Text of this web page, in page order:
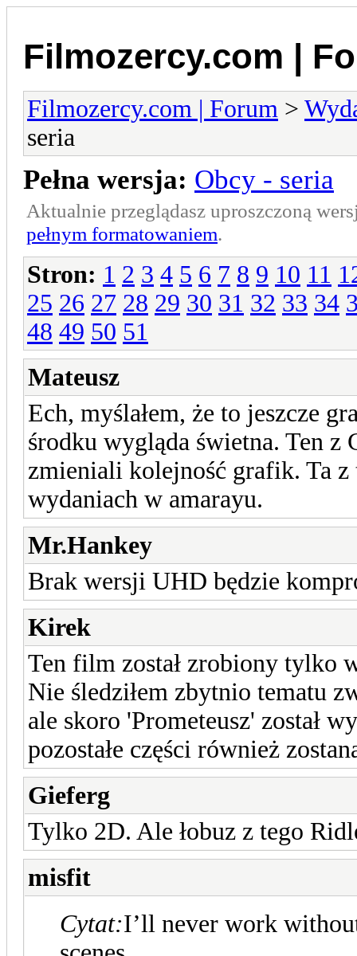
Filmozercy.com |
Filmozercy.com | Forum >
seria
Pełna wersja: Obcy - seria
Aktualnie przeglądasz uproszczoną
pełnym formatowaniem.
Stron: 1 2 3 4 5 6 7 8 9 10 11
25 26 27 28 29 30 31 32 33 34
48 49 50 51
Mateusz
Ech, myślałem, że to jeszcze
środku wygląda świetna. Ten z
zmieniali kolejność grafik. Ta
wydaniach w amarayu.
Mr.Hankey
Brak wersji UHD będzie
Kirek
Ten film został zrobiony tylko
Nie śledziłem zbytnio tematu
ale skoro 'Prometeusz' został
pozostałe części również
Gieferg
Tylko 2D. Ale łobuz z tego
misfit
Cytat:I’ll never work